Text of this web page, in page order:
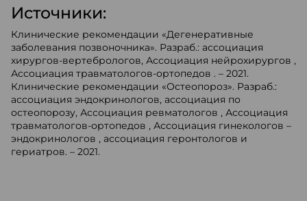
Источники:
Клинические рекомендации «Дегенеративные
заболевания позвоночника». Разраб.: ассоциация
хирургов-вертебрологов, Ассоциация нейрохирургов ,
Ассоциация травматологов-ортопедов . – 2021.
Клинические рекомендации «Остеопороз». Разраб.:
ассоциация эндокринологов, ассоциация по
остеопорозу, Ассоциация ревматологов , Ассоциация
травматологов-ортопедов , Ассоциация гинекологов –
эндокринологов , ассоциация геронтологов и
гериатров. – 2021.